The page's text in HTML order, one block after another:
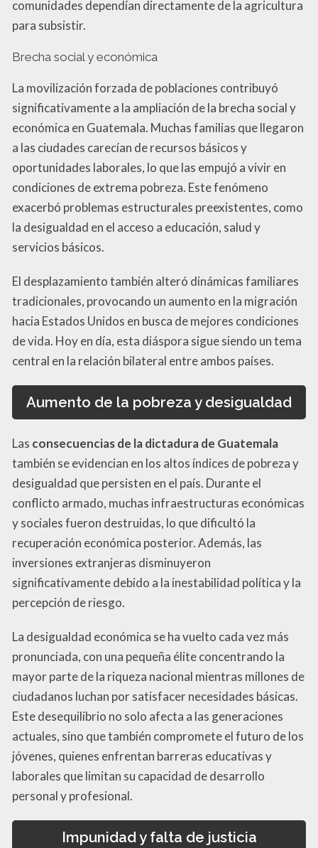
comunidades dependían directamente de la agricultura
para subsistir.
Brecha social y económica
La movilización forzada de poblaciones contribuyó
significativamente a la ampliación de la brecha social y
económica en Guatemala. Muchas familias que llegaron
a las ciudades carecían de recursos básicos y
oportunidades laborales, lo que las empujó a vivir en
condiciones de extrema pobreza. Este fenómeno
exacerbó problemas estructurales preexistentes, como
la desigualdad en el acceso a educación, salud y
servicios básicos.
El desplazamiento también alteró dinámicas familiares
tradicionales, provocando un aumento en la migración
hacia Estados Unidos en busca de mejores condiciones
de vida. Hoy en día, esta diáspora sigue siendo un tema
central en la relación bilateral entre ambos países.
Aumento de la pobreza y desigualdad
Las consecuencias de la dictadura de Guatemala
también se evidencian en los altos índices de pobreza y
desigualdad que persisten en el país. Durante el
conflicto armado, muchas infraestructuras económicas
y sociales fueron destruidas, lo que dificultó la
recuperación económica posterior. Además, las
inversiones extranjeras disminuyeron
significativamente debido a la inestabilidad política y la
percepción de riesgo.
La desigualdad económica se ha vuelto cada vez más
pronunciada, con una pequeña élite concentrando la
mayor parte de la riqueza nacional mientras millones de
ciudadanos luchan por satisfacer necesidades básicas.
Este desequilibrio no solo afecta a las generaciones
actuales, sino que también compromete el futuro de los
jóvenes, quienes enfrentan barreras educativas y
laborales que limitan su capacidad de desarrollo
personal y profesional.
Impunidad y falta de justicia